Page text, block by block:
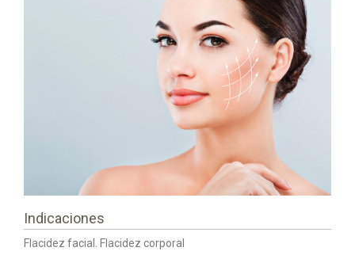
Indicaciones
Flacidez facial. Flacidez corporal